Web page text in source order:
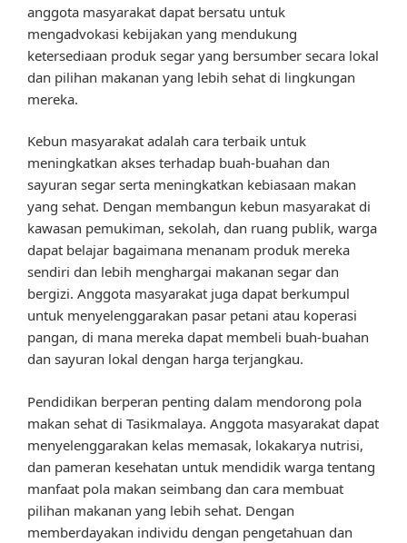
anggota masyarakat dapat bersatu untuk
mengadvokasi kebijakan yang mendukung
ketersediaan produk segar yang bersumber secara lokal
dan pilihan makanan yang lebih sehat di lingkungan
mereka.
Kebun masyarakat adalah cara terbaik untuk
meningkatkan akses terhadap buah-buahan dan
sayuran segar serta meningkatkan kebiasaan makan
yang sehat. Dengan membangun kebun masyarakat di
kawasan pemukiman, sekolah, dan ruang publik, warga
dapat belajar bagaimana menanam produk mereka
sendiri dan lebih menghargai makanan segar dan
bergizi. Anggota masyarakat juga dapat berkumpul
untuk menyelenggarakan pasar petani atau koperasi
pangan, di mana mereka dapat membeli buah-buahan
dan sayuran lokal dengan harga terjangkau.
Pendidikan berperan penting dalam mendorong pola
makan sehat di Tasikmalaya. Anggota masyarakat dapat
menyelenggarakan kelas memasak, lokakarya nutrisi,
dan pameran kesehatan untuk mendidik warga tentang
manfaat pola makan seimbang dan cara membuat
pilihan makanan yang lebih sehat. Dengan
memberdayakan individu dengan pengetahuan dan